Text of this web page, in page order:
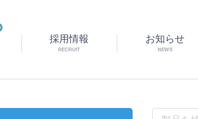
採用情報
RECRUIT
お知らせ
NEWS